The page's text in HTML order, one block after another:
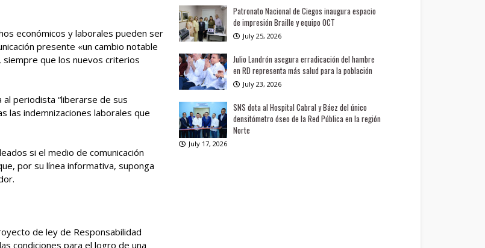
económicos y laborales pueden ser
presente «un cambio notable
siempre que los nuevos criterios
al periodista “liberarse de sus
las indemnizaciones laborales que
si el medio de comunicación
por su línea informativa, suponga
de ley de Responsabilidad
condiciones para el logro de una
Patronato Nacional de Ciegos inaugura espacio
de impresión Braille y equipo OCT
July 25, 2026
Julio Landrón asegura erradicación del hambre
en RD representa más salud para la población
July 23, 2026
SNS dota al Hospital Cabral y Báez del único
densitómetro óseo de la Red Pública en la región
Norte
July 17, 2026